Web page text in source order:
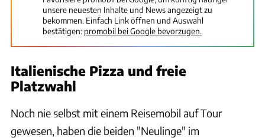
unsere neuesten Inhalte und News angezeigt zu
bekommen. Einfach Link öffnen und Auswahl
bestätigen: promobil bei Google bevorzugen.
Italienische Pizza und freie
Platzwahl
Noch nie selbst mit einem Reisemobil auf Tour
gewesen, haben die beiden "Neulinge" im